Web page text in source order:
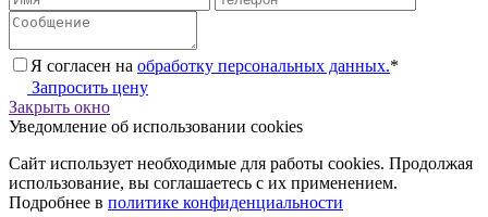
Я согласен на обработку персональных данных.*
Запросить цену
Закрыть окно
Уведомление об использовании cookies
Сайт использует необходимые для работы cookies. Продолжая
использование, вы соглашаетесь с их применением.
Подробнее в политике конфиденциальности